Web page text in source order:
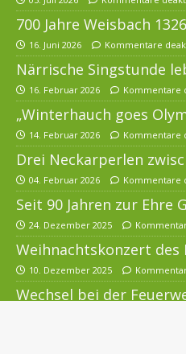
700 Jahre Weisbach
16. Juni 2026 Kommentare
Närrische Singstunde
16. Februar 2026 Kommentare
„Winterhauch goes
14. Februar 2026 Kommentare
Drei Neckarperlen
04. Februar 2026 Kommentare
Seit 90 Jahren zur Ehre
24. Dezember 2025
Weihnachtskonzert des
10. Dezember 2025
Wechsel bei der